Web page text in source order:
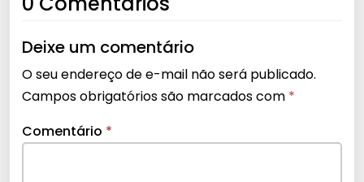
Deixe um comentário
O seu endereço de e-mail não será publicado.
Campos obrigatórios são marcados com *
Comentário *